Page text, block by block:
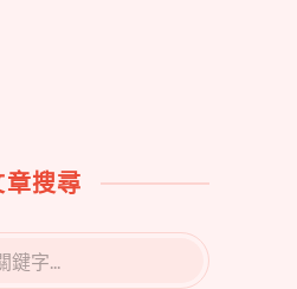
章搜尋